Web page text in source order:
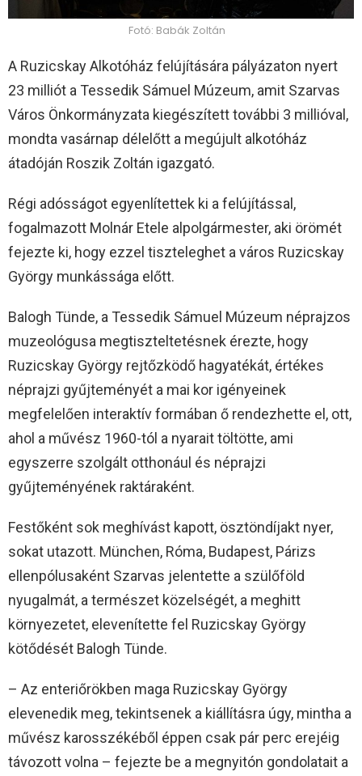
Fotó: Babák Zoltán
A Ruzicskay Alkotóház felújítására pályázaton nyert
23 milliót a Tessedik Sámuel Múzeum, amit Szarvas
Város Önkormányzata kiegészített további 3 millióval,
mondta vasárnap délelőtt a megújult alkotóház
átadóján Roszik Zoltán igazgató.
Régi adósságot egyenlítettek ki a felújítással,
fogalmazott Molnár Etele alpolgármester, aki örömét
fejezte ki, hogy ezzel tiszteleghet a város Ruzicskay
György munkássága előtt.
Balogh Tünde, a Tessedik Sámuel Múzeum néprajzos
muzeológusa megtiszteltetésnek érezte, hogy
Ruzicskay György rejtőzködő hagyatékát, értékes
néprajzi gyűjteményét a mai kor igényeinek
megfelelően interaktív formában ő rendezhette el, ott,
ahol a művész 1960-tól a nyarait töltötte, ami
egyszerre szolgált otthonául és néprajzi
gyűjteményének raktáraként.
Festőként sok meghívást kapott, ösztöndíjakt nyer,
sokat utazott. München, Róma, Budapest, Párizs
ellenpólusaként Szarvas jelentette a szülőföld
nyugalmát, a természet közelségét, a meghitt
környezetet, elevenítette fel Ruzicskay György
kötődését Balogh Tünde.
– Az enteriőrökben maga Ruzicskay György
elevenedik meg, tekintsenek a kiállításra úgy, mintha a
művész karosszékéből éppen csak pár perc erejéig
távozott volna – fejezte be a megnyitón gondolatait a